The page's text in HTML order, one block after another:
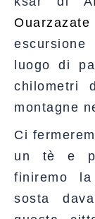
Ouarzazate
luogo di
chilometri
montagne
Ci
un tè e
finiremo
sosta